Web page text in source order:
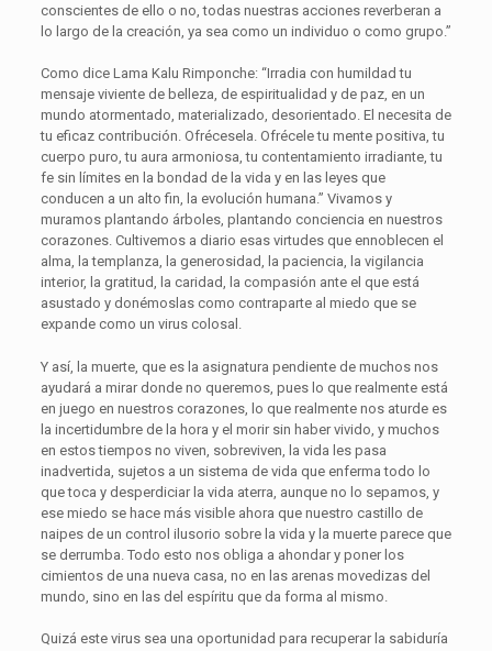
conscientes de ello o no, todas nuestras acciones reverberan a
lo largo de la creación, ya sea como un individuo o como grupo.”
Como dice Lama Kalu Rimponche: “Irradia con humildad tu
mensaje viviente de belleza, de espiritualidad y de paz, en un
mundo atormentado, materializado, desorientado. El necesita de
tu eficaz contribución. Ofrécesela. Ofrécele tu mente positiva, tu
cuerpo puro, tu aura armoniosa, tu contentamiento irradiante, tu
fe sin límites en la bondad de la vida y en las leyes que
conducen a un alto fin, la evolución humana.” Vivamos y
muramos plantando árboles, plantando conciencia en nuestros
corazones. Cultivemos a diario esas virtudes que ennoblecen el
alma, la templanza, la generosidad, la paciencia, la vigilancia
interior, la gratitud, la caridad, la compasión ante el que está
asustado y donémoslas como contraparte al miedo que se
expande como un virus colosal.
Y así, la muerte, que es la asignatura pendiente de muchos nos
ayudará a mirar donde no queremos, pues lo que realmente está
en juego en nuestros corazones, lo que realmente nos aturde es
la incertidumbre de la hora y el morir sin haber vivido, y muchos
en estos tiempos no viven, sobreviven, la vida les pasa
inadvertida, sujetos a un sistema de vida que enferma todo lo
que toca y desperdiciar la vida aterra, aunque no lo sepamos, y
ese miedo se hace más visible ahora que nuestro castillo de
naipes de un control ilusorio sobre la vida y la muerte parece que
se derrumba. Todo esto nos obliga a ahondar y poner los
cimientos de una nueva casa, no en las arenas movedizas del
mundo, sino en las del espíritu que da forma al mismo.
Quizá este virus sea una oportunidad para recuperar la sabiduría